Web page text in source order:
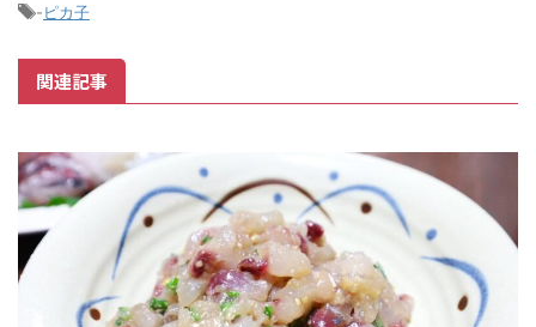
-ピカ子
関連記事